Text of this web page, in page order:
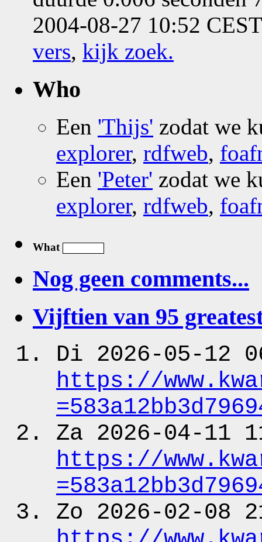
2004-08-27 10:52
vers, kijk zoek.
Who
Een 'Thijs' zodat we
explorer, rdfweb,
Een 'Peter' zodat we
explorer, rdfweb,
What
Nog geen comments...
Vijftien van 95
Di 2026-05-12
https://
Za 2026-04-11
https://
Zo 2026-02-08